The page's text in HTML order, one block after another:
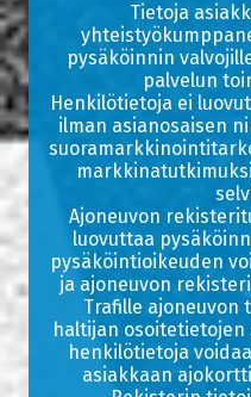
Tietoja
pysäköinnin
palvelun
Henkilötietoja ei
ilman asianosaisen
Ajoneuvon
luovuttaa
pysäköintioikeuden
ja ajoneuvon
Trafille ajoneuvon
haltijan osoitetietojen
henkilötietoja
asiakkaan